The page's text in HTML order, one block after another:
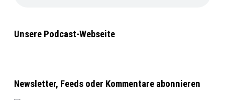
Unsere Podcast-Webseite
Newsletter, Feeds oder Kommentare abonnieren